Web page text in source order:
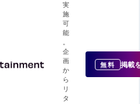
実
施
可
能
。
企
画
か
ら
リ
タ
無料 掲載